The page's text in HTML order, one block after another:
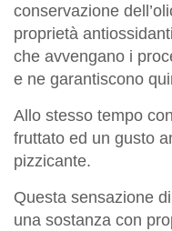
conservazione
proprietà
che avvengano i
e ne garantiscono
Allo stesso tempo
fruttato ed un gusto
pizzicante.
Questa sensazione
una sostanza con